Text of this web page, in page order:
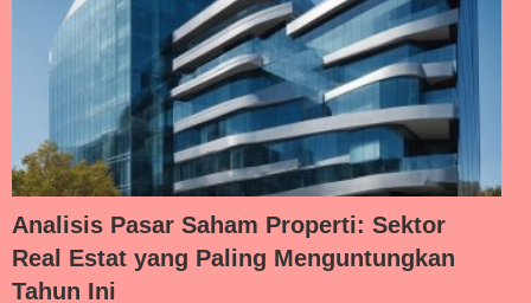
Analisis Pasar Saham Properti: Sektor
Real Estat yang Paling Menguntungkan
Tahun Ini